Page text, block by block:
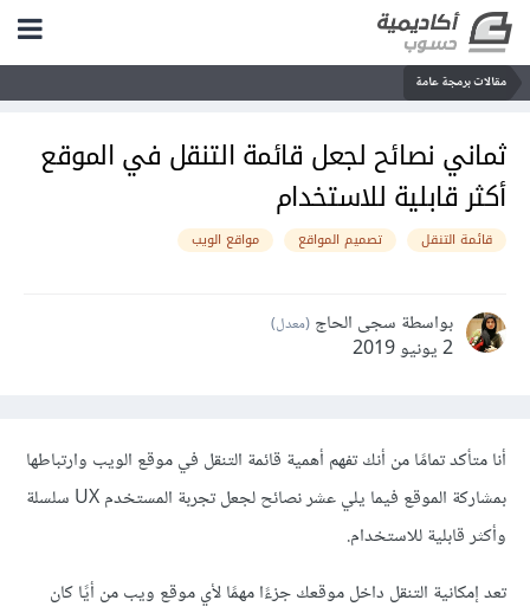
مقالات برمجة عامة
ثماني نصائح لجعل قائمة التنقل في الموقع
أكثر قابلية للاستخدام
قائمة التنقل تصميم المواقع مواقع الويب
بواسطة سجى الحاج (معدل)
2 يونيو 2019
أنا متأكد تمامًا من أنك تفهم أهمية قائمة التنقل في موقع الويب وارتباطها
بمشاركة الموقع فيما يلي عشر نصائح لجعل تجربة المستخدم UX سلسلة
وأكثر قابلية للاستخدام.
تعد إمكانية التنقل داخل موقعك جزءًا مهمًا لأي موقع ويب من أيًا كان